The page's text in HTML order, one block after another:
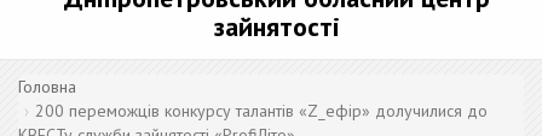
зайнятості
Головна
200 переможців конкурсу талантів «Z_ефір» долучилися до